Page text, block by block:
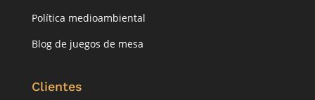
Política medioambiental
Blog de juegos de mesa
Clientes